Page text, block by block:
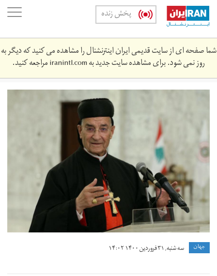
Skip
main
content
پخش زنده
شما صفحه ای از سایت قدیمی ایران اینترنشنال را مشاهده می کنید که دیگر به
روز نمی شود. برای مشاهده سایت جدید بهiranintl.comمراجعه کنید.
1000x667.jpeg
جهان سه شنبه, ۳۱ فروردین ۱۴۰۰ ۱۴:۰۲